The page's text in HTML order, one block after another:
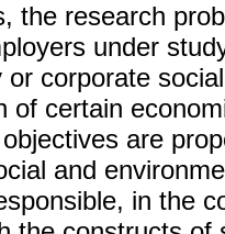
the research
under
or corporate
of certain
are
and
in the